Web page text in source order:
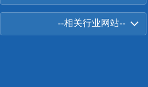
--相关行业网站--